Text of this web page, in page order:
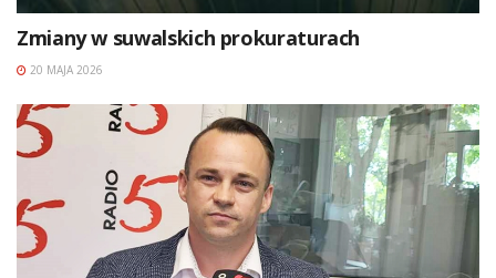
Zmiany w suwalskich prokuraturach
20 MAJA 2026